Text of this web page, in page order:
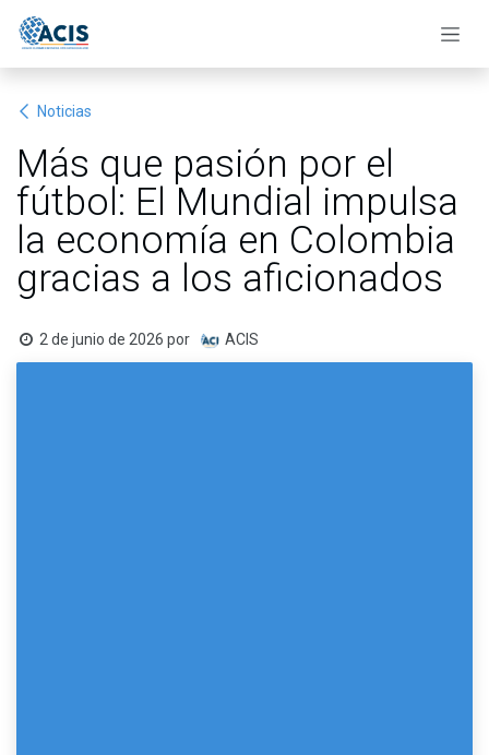
Noticias
Más que pasión por el
fútbol: El Mundial impulsa
la economía en Colombia
gracias a los aficionados
2 de junio de 2026 por ACIS